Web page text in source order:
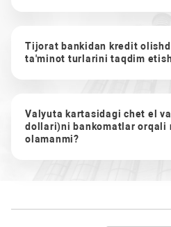
Tijorat bankidan kredit
ta'minot turlarini taqdim
Valyuta kartasidagi chet el
dollari)ni bankomatlar orqali
olamanmi?